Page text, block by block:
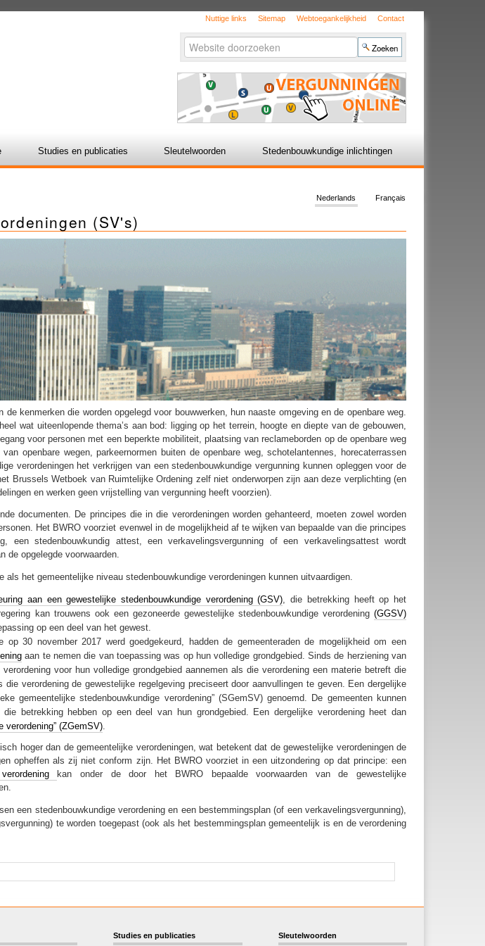
Nuttige links Sitemap Webtoegankelijkheid Contact
Zoek
zoeken...
Studies en publicaties Sleutelwoorden Stedenbouwkundige inlichtingen
Français
Nederlands
(SV's)
de kenmerken die worden opgelegd voor bouwwerken, hun naaste omgeving en de openbare weg.
wat uiteenlopende thema’s aan bod: ligging op het terrein, hoogte en diepte van de gebouwen,
voor personen met een beperkte mobiliteit, plaatsing van reclameborden op de openbare weg
openbare wegen, parkeernormen buiten de openbare weg, schotelantennes, horecaterrassen
verordeningen het verkrijgen van een stedenbouwkundige vergunning kunnen opleggen voor de
Brussels Wetboek van Ruimtelijke Ordening zelf niet onderworpen zijn aan deze verplichting (en
en werken geen vrijstelling van vergunning heeft voorzien).
documenten. De principes die in die verordeningen worden gehanteerd, moeten zowel worden
Het BWRO voorziet evenwel in de mogelijkheid af te wijken van bepaalde van die principes
een stedenbouwkundig attest, een verkavelingsvergunning of een verkavelingsattest wordt
de opgelegde voorwaarden.
het gemeentelijke niveau stedenbouwkundige verordeningen kunnen uitvaardigen.
aan een gewestelijke stedenbouwkundige verordening (GSV) , die betrekking heeft op het
kan trouwens ook een gezoneerde gewestelijke stedenbouwkundige verordening (GGSV)
op een deel van het gewest.
30 november 2017 werd goedgekeurd, hadden de gemeenteraden de mogelijkheid om een
aan te nemen die van toepassing was op hun volledige grondgebied. Sinds de herziening van
voor hun volledige grondgebied aannemen als die verordening een materie betreft die
verordening de gewestelijke regelgeving preciseert door aanvullingen te geven. Een dergelijke
gemeentelijke stedenbouwkundige verordening” (SGemSV) genoemd. De gemeenten kunnen
die betrekking hebben op een deel van hun grondgebied. Een dergelijke verordening heet dan
verordening” (ZGemSV)
hoger dan de gemeentelijke verordeningen, wat betekent dat de gewestelijke verordeningen de
opheffen als zij niet conform zijn. Het BWRO voorziet in een uitzondering op dat principe: een
kan onder de door het BWRO bepaalde voorwaarden van de gewestelijke
een stedenbouwkundige verordening en een bestemmingsplan (of een verkavelingsvergunning),
te worden toegepast (ook als het bestemmingsplan gemeentelijk is en de verordening
Studies en publicaties Sleutelwoorden